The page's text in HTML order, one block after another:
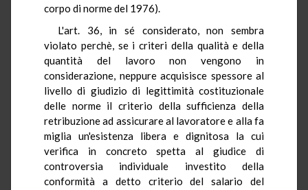
corpo di norme del 1976).
L'art. 36, in sé considerato, non sembra
violato perchè, se i criteri della qualità e della
quantità del lavoro non vengono in
considerazione, neppure acquisisce spessore al
livello di giudizio di legittimità costituzionale
delle norme il criterio della sufficienza della
retribuzione ad assicurare al lavoratore e alla fa
miglia un'esistenza libera e dignitosa la cui
verifica in concreto spetta al giudice di
controversia individuale investito della
conformità a detto criterio del salario del